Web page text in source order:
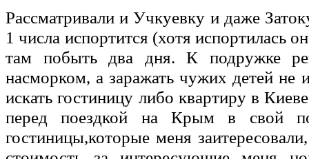
Рассматривали и Учкуевку и даже
1 числа испортится (хотя испортилась
там побыть два дня. К подружке
насморком, а заражать чужих детей
искать гостиницу либо квартиру в
перед поездкой на Крым в свой
гостиницы,которые меня